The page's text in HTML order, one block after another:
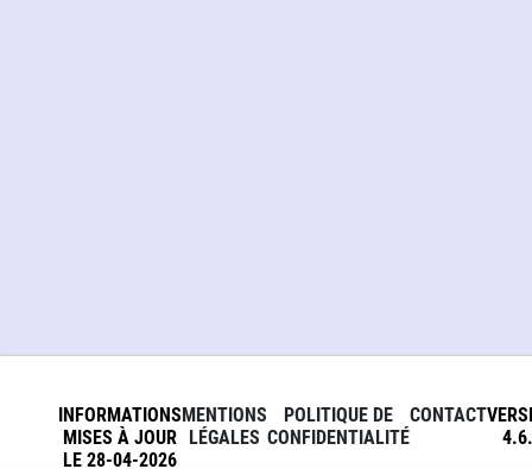
INFORMATIONS
MISES À JOUR
LE 28-04-2026
MENTIONS
LÉGALES
POLITIQUE DE
CONFIDENTIALITÉ
CONTACT